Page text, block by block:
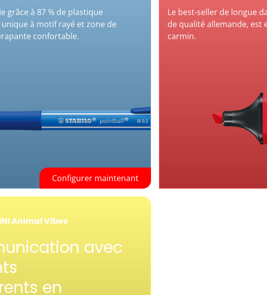
grâce à 87 % de plastique
à motif rayé et zone de
confortable.
Configurer maintenant
Le best-seller de longue
de qualité allemande, est
carmin.
Animal Vibes
avec
en